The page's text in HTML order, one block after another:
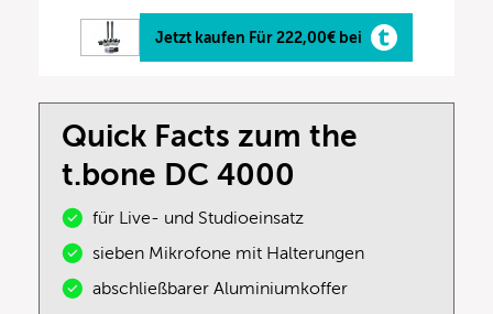
Jetzt kaufen Für 222,00€ bei
Quick Facts zum the
t.bone DC 4000
für Live- und Studioeinsatz
sieben Mikrofone mit Halterungen
abschließbarer Aluminiumkoffer